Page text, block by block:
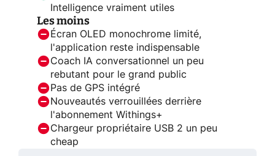
Intelligence vraiment utiles
Les moins
Écran OLED monochrome limité,
l'application reste indispensable
Coach IA conversationnel un peu
rebutant pour le grand public
Pas de GPS intégré
Nouveautés verrouillées derrière
l'abonnement Withings+
Chargeur propriétaire USB 2 un peu
cheap